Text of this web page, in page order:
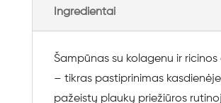
Ingredientai
Šampūnas su kolagenu ir ricinos
– tikras pastiprinimas kasdienėje
pažeistų plaukų priežiūros